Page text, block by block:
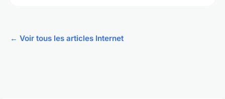
← Voir tous les articles Internet